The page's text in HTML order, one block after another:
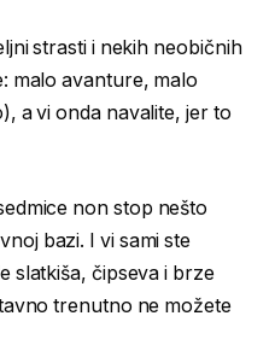
strasti i nekih neobičnih
malo avanture, malo
a vi onda navalite, jer to
non stop nešto
bazi. I vi sami ste
slatkiša, čipseva i brze
trenutno ne možete